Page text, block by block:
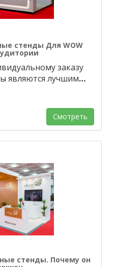
стенды Для WOW
заказу
являются лучшим…
Смотреть
стенды. Почему он